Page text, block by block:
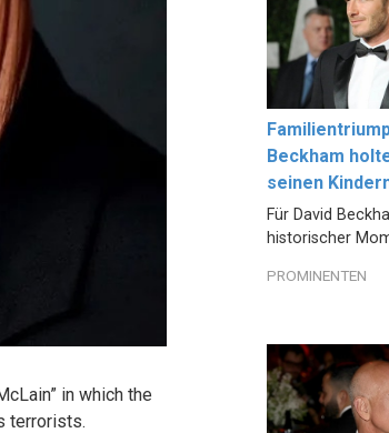
in which the
terrorists.
Beckham
seinen
Für David
historischer
PROMINENTEN